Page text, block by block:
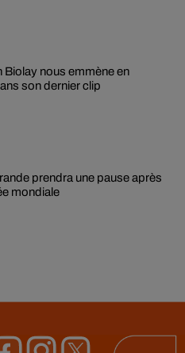
Biolay nous emmène en
son dernier clip
prendra une pause après
mondiale